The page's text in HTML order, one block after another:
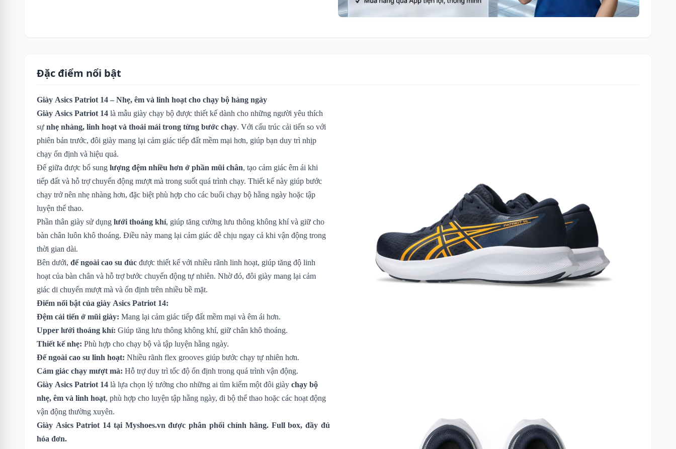
Đặc điểm nổi bật
Giày Asics Patriot 14 – Nhẹ, êm và linh hoạt cho chạy bộ hàng ngày
Giày Asics Patriot 14 là mẫu giày chạy bộ được thiết kế dành cho những người yêu thích
sự nhẹ nhàng, linh hoạt và thoải mái trong từng bước chạy. Với cấu trúc cải tiến so với
phiên bản trước, đôi giày mang lại cảm giác tiếp đất mềm mại hơn, giúp bạn duy trì nhịp
chạy ổn định và hiệu quả.
Đế giữa được bổ sung lượng đệm nhiều hơn ở phần mũi chân, tạo cảm giác êm ái khi
tiếp đất và hỗ trợ chuyển động mượt mà trong suốt quá trình chạy. Thiết kế này giúp bước
chạy trở nên nhẹ nhàng hơn, đặc biệt phù hợp cho các buổi chạy bộ hằng ngày hoặc tập
luyện thể thao.
Phần thân giày sử dụng lưới thoáng khí, giúp tăng cường lưu thông không khí và giữ cho
bàn chân luôn khô thoáng. Điều này mang lại cảm giác dễ chịu ngay cả khi vận động trong
thời gian dài.
Bên dưới, đế ngoài cao su đúc được thiết kế với nhiều rãnh linh hoạt, giúp tăng độ linh
hoạt của bàn chân và hỗ trợ bước chuyển động tự nhiên. Nhờ đó, đôi giày mang lại cảm
giác di chuyển mượt mà và ổn định trên nhiều bề mặt.
Điểm nổi bật của giày Asics Patriot 14:
Đệm cải tiến ở mũi giày: Mang lại cảm giác tiếp đất mềm mại và êm ái hơn.
Upper lưới thoáng khí: Giúp tăng lưu thông không khí, giữ chân khô thoáng.
Thiết kế nhẹ: Phù hợp cho chạy bộ và tập luyện hằng ngày.
Đế ngoài cao su linh hoạt: Nhiều rãnh flex grooves giúp bước chạy tự nhiên hơn.
Cảm giác chạy mượt mà: Hỗ trợ duy trì tốc độ ổn định trong quá trình vận động.
Giày Asics Patriot 14 là lựa chọn lý tưởng cho những ai tìm kiếm một đôi giày chạy bộ
nhẹ, êm và linh hoạt, phù hợp cho luyện tập hằng ngày, đi bộ thể thao hoặc các hoạt động
vận động thường xuyên.
Giày Asics Patriot 14 tại Myshoes.vn được phân phối chính hãng. Full box, đầy đủ
hóa đơn.